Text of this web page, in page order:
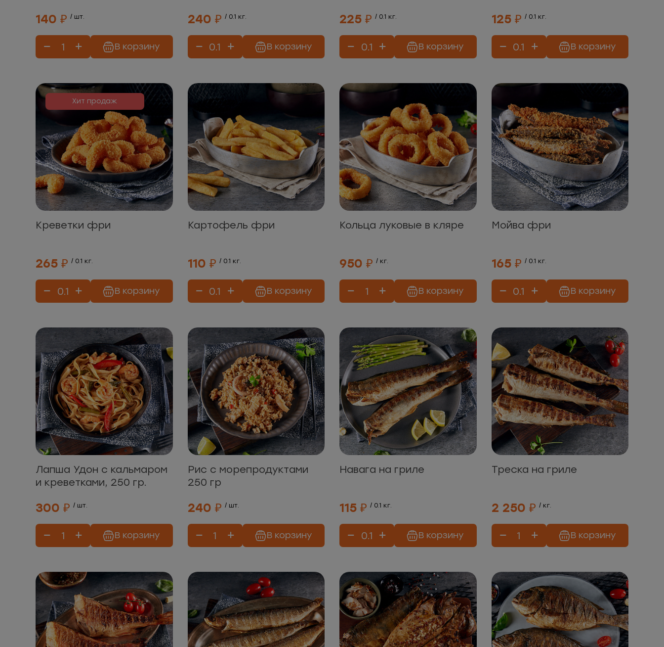
140 ₽ / шт.
В корзину
240 ₽ / 0.1 кг.
В корзину
225 ₽ / 0.1 кг.
В корзину
125 ₽ / 0.1 кг.
В корзину
Хит продаж
Креветки фри
265 ₽ / 0.1 кг.
В корзину
Картофель фри
110 ₽ / 0.1 кг.
В корзину
Кольца луковые в кляре
950 ₽ / кг.
В корзину
Мойва фри
165 ₽ / 0.1 кг.
В корзину
Лапша Удон с кальмаром
и креветками, 250 гр.
300 ₽ / шт.
В корзину
Рис с морепродуктами
250 гр
240 ₽ / шт.
В корзину
Навага на гриле
115 ₽ / 0.1 кг.
В корзину
Треска на гриле
2 250 ₽ / кг.
В корзину